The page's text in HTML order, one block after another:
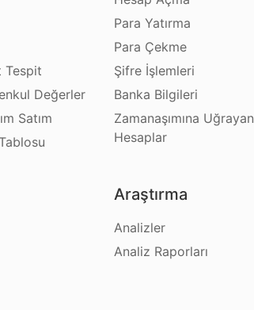
Tespit
Değerler
Satım
Para Yatırma
Para Çekme
Şifre İşlemleri
Banka Bilgileri
Zamanaşımına Uğrayan
Hesaplar
Araştırma
Analizler
Analiz Raporları